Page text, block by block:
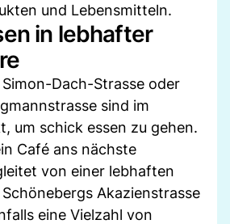
und Lebensmitteln.
in lebhafter
Dach-Strasse oder
sind im
um schick essen zu gehen.
Café ans nächste
von einer lebhaften
Akazienstrasse
eine Vielzahl von